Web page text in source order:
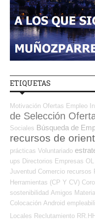
ETIQUETAS
Motivación Ofertas Empleo
de Selección
Sociales Búsqueda de
recursos de
prácticas Voluntariado
ups Directorios Empresas OL
Juventud Comercio recursos
Herramientas (CP Y CV)
sostenibilidad Amigos
Colocación Android
Locales Reclutamiento